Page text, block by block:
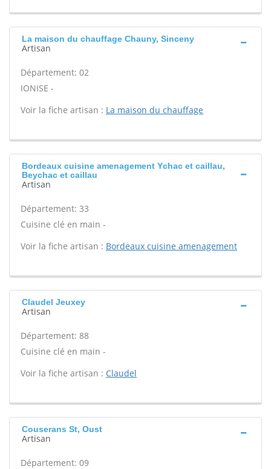
La maison du chauffage Chauny, Sinceny
Artisan
Département: 02
IONISE -
Voir la fiche artisan : La maison du chauffage
Bordeaux cuisine amenagement Ychac et caillau,
Beychac et caillau
Artisan
Département: 33
Cuisine clé en main -
Voir la fiche artisan : Bordeaux cuisine amenagement
Claudel Jeuxey
Artisan
Département: 88
Cuisine clé en main -
Voir la fiche artisan : Claudel
Couserans St, Oust
Artisan
Département: 09